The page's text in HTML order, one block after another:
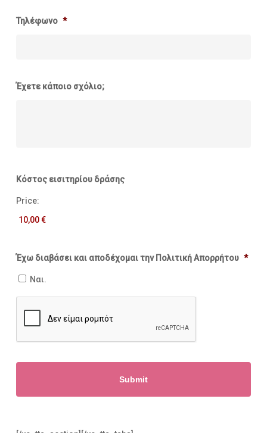
Τηλέφωνο *
Έχετε κάποιο σχόλιο;
Κόστος εισιτηρίου δράσης
Price:
Έχω διαβάσει και αποδέχομαι την Πολιτική Απορρήτου *
Ναι.
CAPTCHA